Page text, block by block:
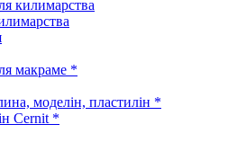
килимарства
макраме *
моделін, пластилін *
Cernit *